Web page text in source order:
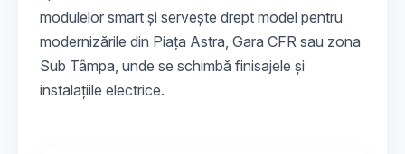
modulelor smart și servește drept model pentru
modernizările din Piața Astra, Gara CFR sau zona
Sub Tâmpa, unde se schimbă finisajele și
instalațiile electrice.